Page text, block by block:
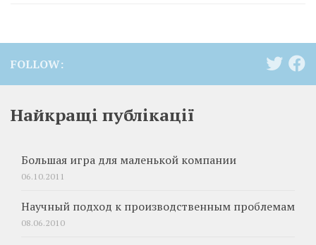
FOLLOW:
Найкращі публікації
Большая игра для маленькой компании
06.10.2011
Научный подход к производственным проблемам
08.06.2010